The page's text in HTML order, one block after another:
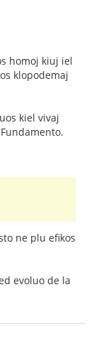
homoj kiuj iel
klopodemaj
kiel vivaj
ne plu efikos
evoluo de la